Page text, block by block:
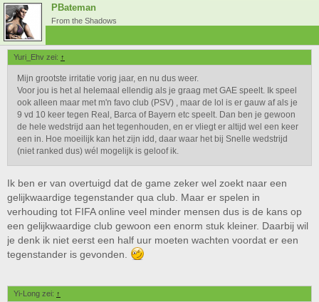
PBateman
From the Shadows
Yuri_Ehv zei: ↑
Mijn grootste irritatie vorig jaar, en nu dus weer.
Voor jou is het al helemaal ellendig als je graag met GAE speelt. Ik speel
ook alleen maar met m'n favo club (PSV) , maar de lol is er gauw af als je
9 vd 10 keer tegen Real, Barca of Bayern etc speelt. Dan ben je gewoon
de hele wedstrijd aan het tegenhouden, en er vliegt er altijd wel een keer
een in. Hoe moeilijk kan het zijn idd, daar waar het bij Snelle wedstrijd
(niet ranked dus) wél mogelijk is geloof ik.
Ik ben er van overtuigd dat de game zeker wel zoekt naar een
gelijkwaardige tegenstander qua club. Maar er spelen in
verhouding tot FIFA online veel minder mensen dus is de kans op
een gelijkwaardige club gewoon een enorm stuk kleiner. Daarbij wil
je denk ik niet eerst een half uur moeten wachten voordat er een
tegenstander is gevonden.
Yi-Long zei: ↑